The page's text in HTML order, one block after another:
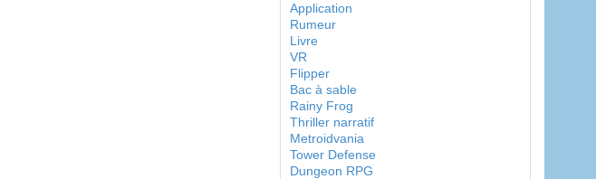
Application
Rumeur
Livre
VR
Flipper
Bac à sable
Rainy Frog
Thriller narratif
Metroidvania
Tower Defense
Dungeon RPG